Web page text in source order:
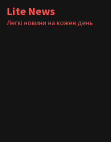
Skip
to
Lite News
Легкі новини на кожен день